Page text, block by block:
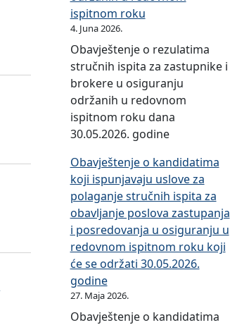
ispitnom roku
4. Juna 2026.
Obavještenje o rezulatima
stručnih ispita za zastupnike i
brokere u osiguranju
održanih u redovnom
ispitnom roku dana
30.05.2026. godine
Obavještenje o kandidatima
koji ispunjavaju uslove za
polaganje stručnih ispita za
obavljanje poslova zastupanja
i posredovanja u osiguranju u
redovnom ispitnom roku koji
će se održati 30.05.2026.
godine
27. Maja 2026.
Obavještenje o kandidatima